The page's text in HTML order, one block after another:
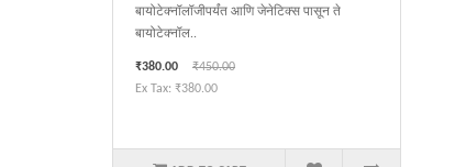
बायोटेक्नॉलॉजीपर्यंत आणि जेनेटिक्स पासून ते
बायोटेक्नॉल..
₹380.00
₹450.00
Ex Tax: ₹380.00